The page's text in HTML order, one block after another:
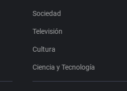
Sociedad
Televisión
Cultura
Ciencia y Tecnología